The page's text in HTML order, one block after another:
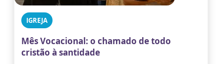
IGREJA
Mês Vocacional: o chamado de todo
cristão à santidade